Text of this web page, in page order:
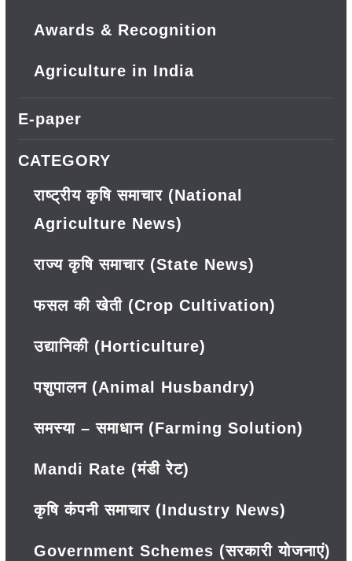
Awards & Recognition
Agriculture in India
E-paper
CATEGORY
राष्ट्रीय कृषि समाचार (National
Agriculture News)
राज्य कृषि समाचार (State News)
फसल की खेती (Crop Cultivation)
उद्यानिकी (Horticulture)
पशुपालन (Animal Husbandry)
समस्या – समाधान (Farming Solution)
Mandi Rate (मंडी रेट)
कृषि कंपनी समाचार (Industry News)
Government Schemes (सरकारी योजनाएं)